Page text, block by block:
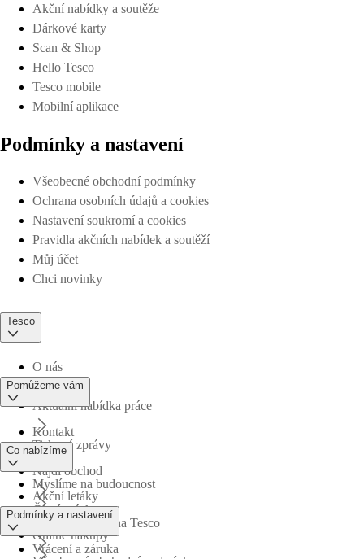
Akční nabídky a soutěže
Dárkové karty
Scan & Shop
Hello Tesco
Tesco mobile
Mobilní aplikace
Podmínky a nastavení
Všeobecné obchodní podmínky
Ochrana osobních údajů a cookies
Nastavení soukromí a cookies
Pravidla akčních nabídek a soutěží
Můj účet
Chci novinky
Tesco
O nás
Aktuální nabídka práce
Tiskové zprávy
Myslíme na budoucnost
Obchodní skupina Tesco
Pomůžeme vám
Kontakt
Najdi obchod
Časté otázky
Vrácení a záruka
Co nabízíme
Akční letáky
Online nákupy
Podmínky a nastavení